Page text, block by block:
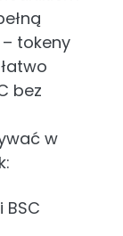
tokeny
bez
w